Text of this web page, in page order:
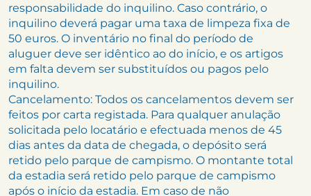
responsabilidade do inquilino. Caso contrário, o
inquilino deverá pagar uma taxa de limpeza fixa de
50 euros. O inventário no final do período de
aluguer deve ser idêntico ao do início, e os artigos
em falta devem ser substituídos ou pagos pelo
inquilino.
Cancelamento: Todos os cancelamentos devem ser
feitos por carta registada. Para qualquer anulação
solicitada pelo locatário e efectuada menos de 45
dias antes da data de chegada, o depósito será
retido pelo parque de campismo. O montante total
da estadia será retido pelo parque de campismo
após o início da estadia. Em caso de não